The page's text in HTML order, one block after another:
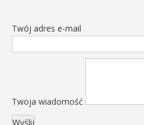
Twój adres e-mail
Twoja wiadomość